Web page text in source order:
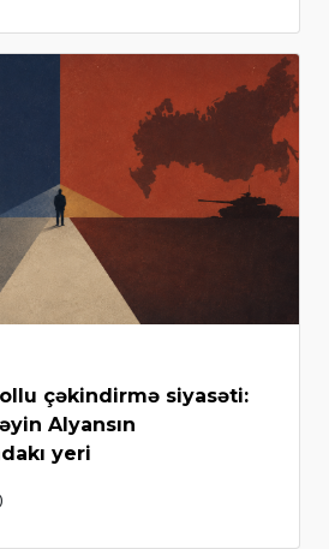
çəkindirmə siyasəti:
Alyansın
yeri